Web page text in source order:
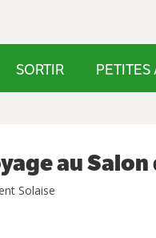
SORTIR
au
Solaise